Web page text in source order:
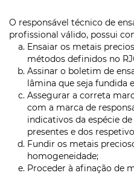
O responsável técnico de
profissional válido, possui
Ensaiar os metais
métodos definidos no
Assinar o boletim de
lâmina que seja fundida
Assegurar a correta
com a marca de
indicativos da espécie
presentes e dos
Fundir os metais
homogeneidade;
Proceder à afinação de